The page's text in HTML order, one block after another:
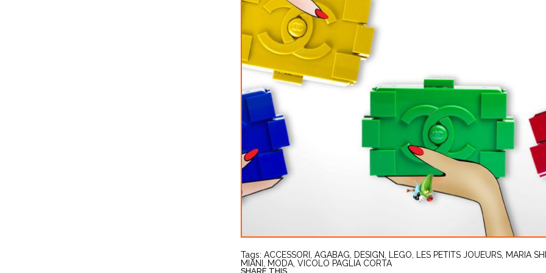
Tags: ACCESSORI , AGABAG, DESIGN, LEGO, LES PETITS JOUEURS, MARIA
MIANI , MODA, VICOLO PAGLIA CORTA
SHARE THIS...